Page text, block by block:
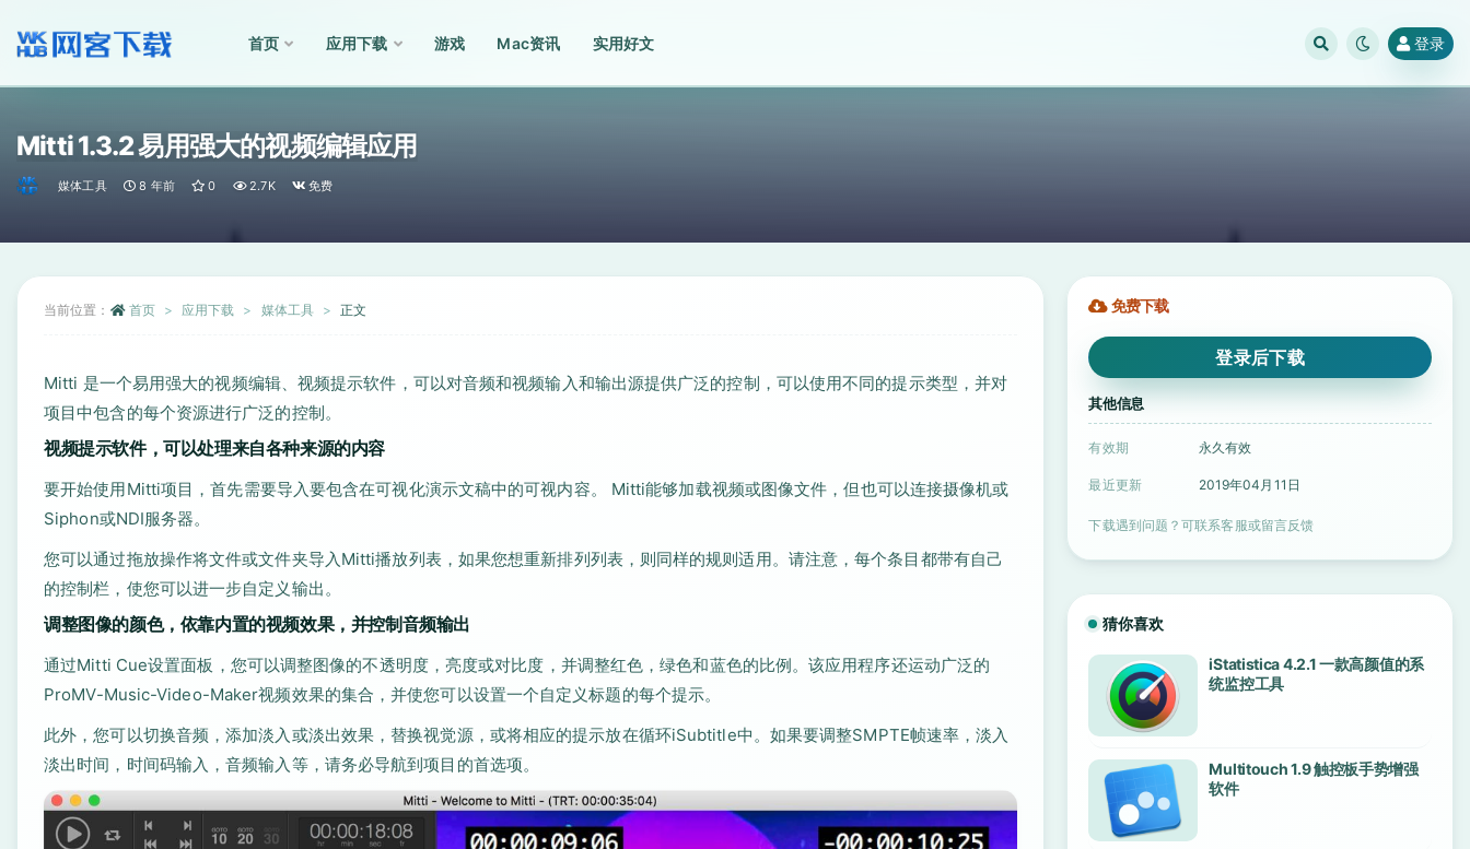
首页 应用下载 游戏 Mac资讯 实用好文 登录
Mitti 1.3.2 易用强大的视频编辑应用
媒体工具 8 年前 0 2.7K 免费
当前位置： 首页 应用下载 媒体工具 正文
Mitti 是一个易用强大的视频编辑、视频提示软件，可以对音频和视频输入和输出源提供广泛的控制，可以使用不同的提示类型，并对
项目中包含的每个资源进行广泛的控制。
视频提示软件，可以处理来自各种来源的内容
要开始使用Mitti项目，首先需要导入要包含在可视化演示文稿中的可视内容。 Mitti能够加载视频或图像文件，但也可以连接摄像机或
Siphon或NDI服务器。
您可以通过拖放操作将文件或文件夹导入Mitti播放列表，如果您想重新排列列表，则同样的规则适用。请注意，每个条目都带有自己
的控制栏，使您可以进一步自定义输出。
调整图像的颜色，依靠内置的视频效果，并控制音频输出
通过Mitti Cue设置面板，您可以调整图像的不透明度，亮度或对比度，并调整红色，绿色和蓝色的比例。该应用程序还运动广泛的
ProMV-Music-Video-Maker视频效果的集合，并使您可以设置一个自定义标题的每个提示。
此外，您可以切换音频，添加淡入或淡出效果，替换视觉源，或将相应的提示放在循环iSubtitle中。如果要调整SMPTE帧速率，淡入
淡出时间，时间码输入，音频输入等，请务必导航到项目的首选项。
免费下载
登录后下载
其他信息
有效期 永久有效
最近更新 2019年04月11日
下载遇到问题？可联系客服或留言反馈
猜你喜欢
iStatistica 4.2.1 一款高颜值的系
统监控工具
Multitouch 1.9 触控板手势增强
软件